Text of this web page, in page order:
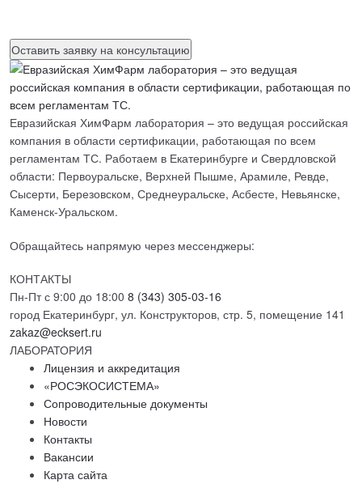
Евразийская ХимФарм лаборатория – это ведущая российская
компания в области сертификации, работающая по всем
регламентам ТС. Работаем в Екатеринбурге и Свердловской
области: Первоуральске, Верхней Пышме, Арамиле, Ревде,
Сысерти, Березовском, Среднеуральске, Асбесте, Невьянске,
Каменск-Уральском.
Обращайтесь напрямую через мессенджеры:
КОНТАКТЫ
Пн-Пт с 9:00 до 18:00 8 (343) 305-03-16
город Екатеринбург, ул. Конструкторов, стр. 5, помещение 141
zakaz@ecksert.ru
ЛАБОРАТОРИЯ
Лицензия и аккредитация
«РОСЭКОСИСТЕМА»
Сопроводительные документы
Новости
Контакты
Вакансии
Карта сайта